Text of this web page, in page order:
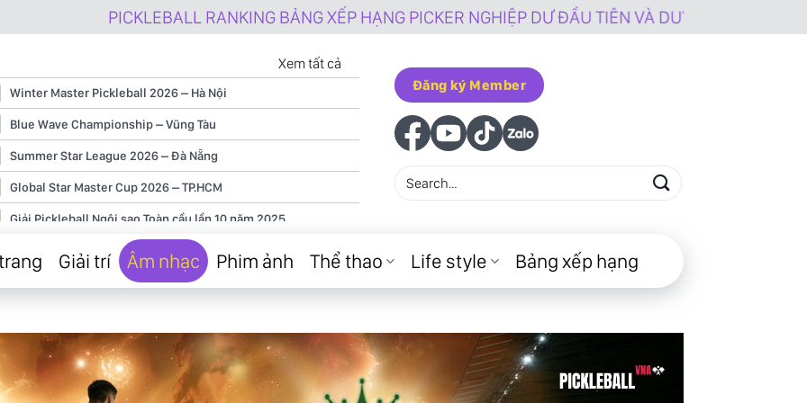
PICKLEBALL RANKING BẢNG XẾP HẠNG PICKER NGHIỆP DƯ ĐẦU TIÊN VÀ DUY NHẤT TẠI VIỆT NAM
Xem tất cả
Winter Master Pickleball 2026 – Hà Nội
Blue Wave Championship – Vũng Tàu
Summer Star League 2026 – Đà Nẵng
Global Star Master Cup 2026 – TP.HCM
Giải Pickleball Ngôi sao Toàn cầu lần 10 năm 2025
Giải Pickleball Ngôi sao Toàn cầu lần 9 năm 2025
Giải Pickleball Ngôi sao Toàn cầu lần 8 năm 2025
Giải Pickleball Ngôi sao Toàn cầu lần 6 năm 2025
Giải Pickleball Ngôi sao Toàn cầu lần 5 năm 2025
Đăng ký Member
Giải trí Âm nhạc Phim ảnh Thể thao Life style Bảng xếp hạng